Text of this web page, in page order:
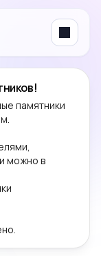
Menu
памятники
можно в